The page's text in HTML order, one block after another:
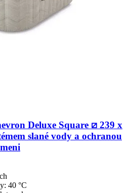
Deluxe Square ⧄ 239 x
slané vody a ochranou
40 °C